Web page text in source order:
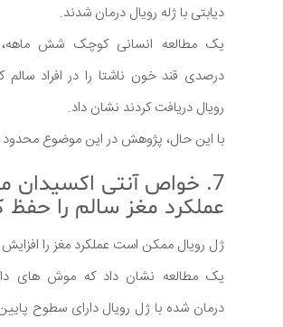
دیابتی با ژله رویال درمان شدند.
درصدی قند خون ناشتا را در افراد سالم
رویال دریافت کردند نشان داد.
با این حال، پژوهش در این موضوع
7. خواص آنتی اکسیدان
عملکرد مغز سالم را حفظ
ژل رویال ممکن است عملکرد مغز را
یک مطالعه نشان داد که موش های
درمان شده با ژل رویال دارای سطوح